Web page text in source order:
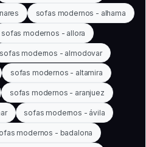
sofas modernos - alhama
sofas modernos - allora
sofas modernos - almodovar
sofas modernos - altamira
sofas modernos - aranjuez
sofas modernos - ávila
modernos - badalona